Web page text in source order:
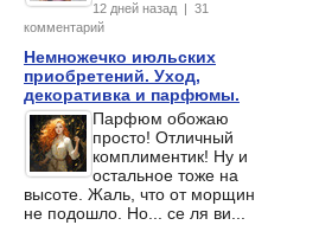
12 дней назад | 31
комментарий
Немножечко июльских
приобретений. Уход,
декоративка и парфюмы.
Парфюм обожаю
просто! Отличный
комплиментик! Ну и
остальное тоже на
высоте. Жаль, что от морщин
не подошло. Но... се ля ви...